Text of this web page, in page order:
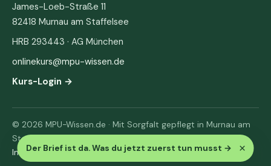
Der Brief ist da. Was du jetzt zuerst tun musst → ×
James-Loeb-Straße 11
82418 Murnau am Staffelsee
HRB 293443 · AG München
onlinekurs@mpu-wissen.de
Kurs-Login →
© 2026 MPU-Wissen.de · Mit Sorgfalt gepflegt in Murnau am
Staffelsee
Impressum· Datenschutz & AGB